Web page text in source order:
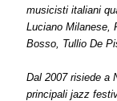
musicisti italiani
Luciano Milanese,
Bosso, Tullio De
Dal 2007 risiede a
principali jazz